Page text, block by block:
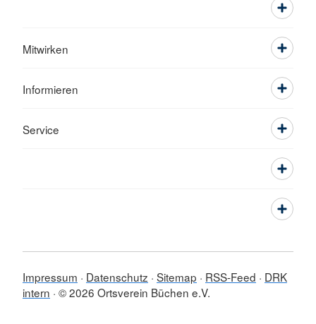
Mitwirken
Informieren
Service
Impressum Datenschutz Sitemap RSS-Feed
DRK
intern © 2026 Ortsverein Büchen e.V.